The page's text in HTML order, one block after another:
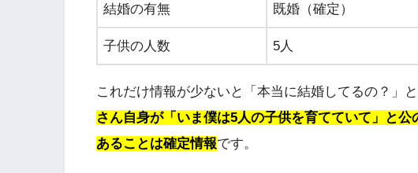
結婚の有無 既婚（確定）
子供の人数 5人
これだけ情報が少ないと「本当に結婚してるの？」
さん自身が「いま僕は5人の子供を育てていて」と
あることは確定情報です。